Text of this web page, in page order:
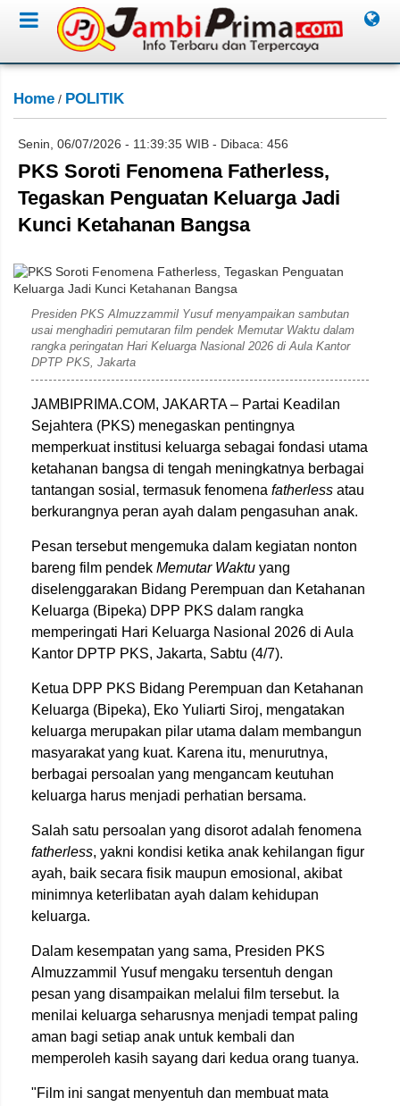
Home / POLITIK
Senin, 06/07/2026 - 11:39:35 WIB - Dibaca: 456
PKS Soroti Fenomena Fatherless,
Tegaskan Penguatan Keluarga Jadi
Kunci Ketahanan Bangsa
Presiden PKS Almuzzammil Yusuf menyampaikan sambutan
usai menghadiri pemutaran film pendek Memutar Waktu dalam
rangka peringatan Hari Keluarga Nasional 2026 di Aula Kantor
DPTP PKS, Jakarta
JAMBIPRIMA.COM, JAKARTA – Partai Keadilan
Sejahtera (PKS) menegaskan pentingnya
memperkuat institusi keluarga sebagai fondasi utama
ketahanan bangsa di tengah meningkatnya berbagai
tantangan sosial, termasuk fenomena fatherless atau
berkurangnya peran ayah dalam pengasuhan anak.
Pesan tersebut mengemuka dalam kegiatan nonton
bareng film pendek Memutar Waktu yang
diselenggarakan Bidang Perempuan dan Ketahanan
Keluarga (Bipeka) DPP PKS dalam rangka
memperingati Hari Keluarga Nasional 2026 di Aula
Kantor DPTP PKS, Jakarta, Sabtu (4/7).
Ketua DPP PKS Bidang Perempuan dan Ketahanan
Keluarga (Bipeka), Eko Yuliarti Siroj, mengatakan
keluarga merupakan pilar utama dalam membangun
masyarakat yang kuat. Karena itu, menurutnya,
berbagai persoalan yang mengancam keutuhan
keluarga harus menjadi perhatian bersama.
Salah satu persoalan yang disorot adalah fenomena
fatherless, yakni kondisi ketika anak kehilangan figur
ayah, baik secara fisik maupun emosional, akibat
minimnya keterlibatan ayah dalam kehidupan
keluarga.
Dalam kesempatan yang sama, Presiden PKS
Almuzzammil Yusuf mengaku tersentuh dengan
pesan yang disampaikan melalui film tersebut. Ia
menilai keluarga seharusnya menjadi tempat paling
aman bagi setiap anak untuk kembali dan
memperoleh kasih sayang dari kedua orang tuanya.
"Film ini sangat menyentuh dan membuat mata